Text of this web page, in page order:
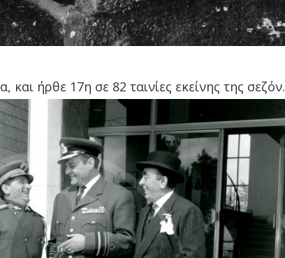
και ήρθε 17η σε 82 ταινίες εκείνης της σεζόν.